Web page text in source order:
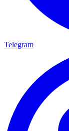
Telegram